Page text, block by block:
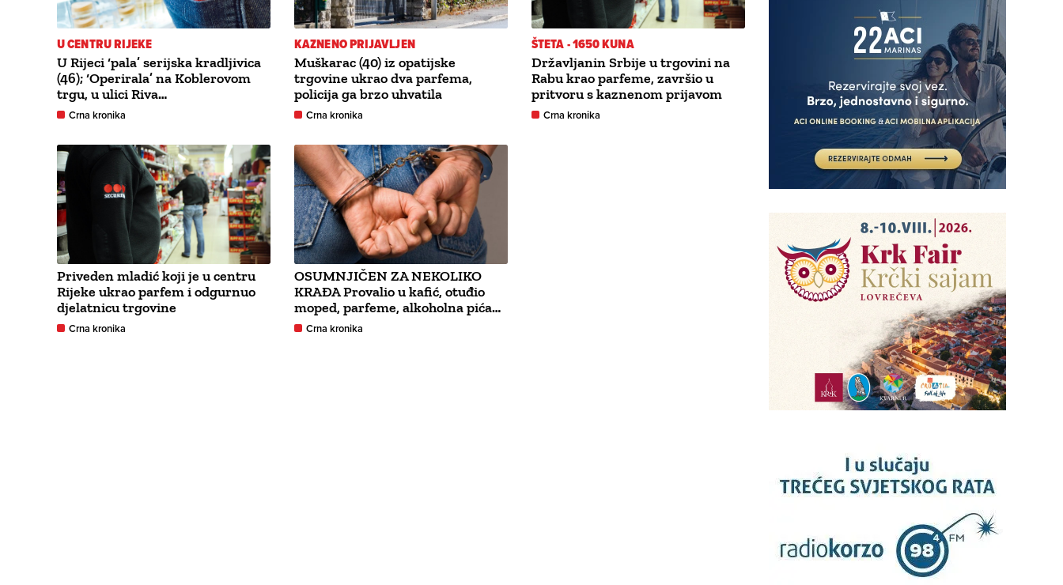
U CENTRU RIJEKE
U Rijeci ‘pala’ serijska kradljivica
(46); ‘Operirala’ na Koblerovom
trgu, u ulici Riva…
Crna kronika
KAZNENO PRIJAVLJEN
Muškarac (40) iz opatijske
trgovine ukrao dva parfema,
policija ga brzo uhvatila
Crna kronika
ŠTETA - 1650 KUNA
Državljanin Srbije u trgovini na
Rabu krao parfeme, završio u
pritvoru s kaznenom prijavom
Crna kronika
Priveden mladić koji je u centru
Rijeke ukrao parfem i odgurnuo
djelatnicu trgovine
Crna kronika
OSUMNJIČEN ZA NEKOLIKO
KRAĐA Provalio u kafić, otuđio
moped, parfeme, alkoholna pića…
Crna kronika